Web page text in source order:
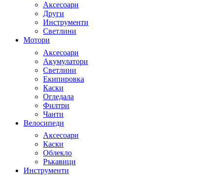
Аксесоари
Други
Инструменти
Светлини
Мотори
Аксесоари
Акумулатори
Светлини
Екипировка
Каски
Огледала
Филтри
Чанти
Велосипеди
Аксесоари
Каски
Облекло
Ръкавици
Инструменти